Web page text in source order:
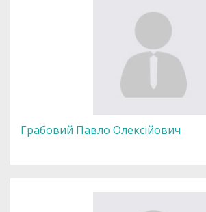
Грабовий Павло Олексійович